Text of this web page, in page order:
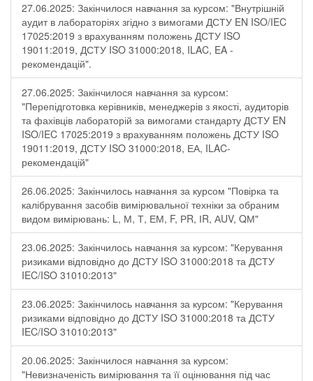
27.06.2025: Закінчилося навчання за курсом: "Внутрішній
аудит в лабораторіях згідно з вимогами ДСТУ EN ISO/IEC
17025:2019 з врахуванням положень ДСТУ ISO
19011:2019, ДСТУ ISO 31000:2018, ILAC, EA -
рекомендацій".
27.06.2025: Закінчилося навчання за курсом:
"Перепідготовка керівників, менеджерів з якості, аудиторів
та фахівців лабораторій за вимогами стандарту ДСТУ EN
ISO/IEC 17025:2019 з врахуванням положень ДСТУ ISO
19011:2019, ДСТУ ISO 31000:2018, ЕА, ILAC-
рекомендацій"
26.06.2025: Закінчилось навчання за курсом "Повірка та
калібрування засобів вимірювальної техніки за обраним
видом вимірювань: L, М, Т, ЕМ, F, РR, ІR, АUV, QМ"
23.06.2025: Закінчилось навчання за курсом: "Керування
ризиками відповідно до ДСТУ ISO 31000:2018 та ДСТУ
IEC/ISO 31010:2013"
23.06.2025: Закінчилось навчання за курсом: "Керування
ризиками відповідно до ДСТУ ISO 31000:2018 та ДСТУ
IEC/ISO 31010:2013"
20.06.2025: Закінчилося навчання за курсом:
"Невизначеність вимірювання та її оцінювання під час